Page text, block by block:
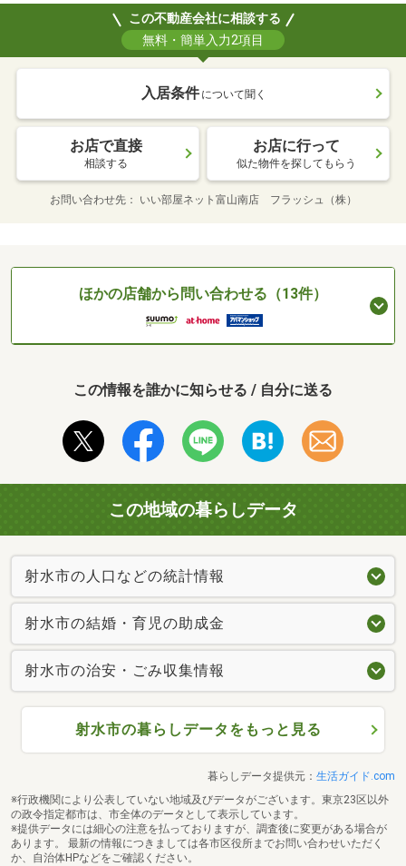
この不動産会社に相談する
無料・簡単入力2項目
入居条件 について聞く
お店で直接
相談する
お店に行って
似た物件を探してもらう
お問い合わせ先 いい部屋ネット富山南店 フラッシュ（株）
ほかの店舗から問い合わせる（13件）
この情報を誰かに知らせる / 自分に送る
この地域の暮らしデータ
射水市の人口などの統計情報
射水市の結婚・育児の助成金
射水市の治安・ごみ収集情報
射水市の暮らしデータをもっと見る
暮らしデータ提供元： 生活ガイド.com
※行政機関により公表していない地域及びデータがございます。東京23区以外
の政令指定都市は、市全体のデータとして表示しています。
※提供データには細心の注意を払っておりますが、調査後に変更がある場合が
あります。 最新の情報につきましては各市区役所までお問い合わせいただく
か、自治体HPなどをご確認ください。